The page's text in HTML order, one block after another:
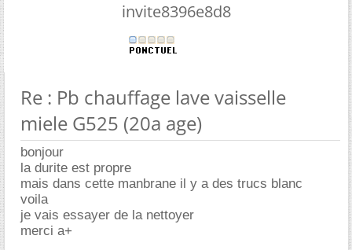
invite8396e8d8
Re : Pb chauffage lave vaisselle
miele G525 (20a age)
bonjour
la durite est propre
mais dans cette manbrane il y a des trucs blanc
voila
je vais essayer de la nettoyer
merci a+